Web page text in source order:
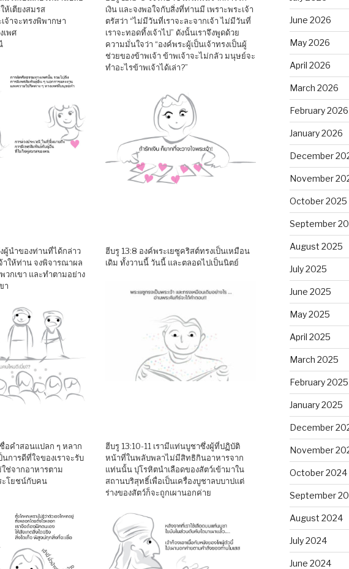
ห้เตียงสมรส
จ้าจะทรงพิพากษา
เพศ
เงิน และจงพอใจกับสิ่งที่ท่านมี เพราะพระเจ้า
ตรัสว่า “ไม่มีวันที่เราจะละจากเจ้า ไม่มีวันที่
เราจะทอดทิ้งเจ้าไป” ดังนั้นเราจึงพูดด้วย
ความมั่นใจว่า “องค์พระผู้เป็นเจ้าทรงเป็นผู้
ช่วยของข้าพเจ้า ข้าพเจ้าจะไม่กลัว มนุษย์จะ
ทำอะไรข้าพเจ้าได้เล่า?”
ผู้นำของท่านที่ได้กล่าว
าให้ท่าน จงพิจารณาผล
วกเขา และทำตามอย่าง
า
ฮีบรู 13:8 องค์พระเยซูคริสต์ทรงเป็นเหมือน
เดิม ทั้งวานนี้ วันนี้ และตลอดไปเป็นนิตย์
อคำสอนแปลก ๆ หลาก
นการดีที่ใจของเราจะรับ
ช่จากอาหารตาม
ะโยชน์กับคน
ฮีบรู 13:10-11 เรามีแท่นบูชาซึ่งผู้ที่ปฏิบัติ
หน้าที่ในพลับพลาไม่มีสิทธิกินอาหารจาก
แท่นนั้น ปุโรหิตนำเลือดของสัตว์เข้ามาใน
สถานบริสุทธิ์เพื่อเป็นเครื่องบูชาลบบาปแต่
ร่างของสัตว์ก็จะถูกเผานอกค่าย
June 2026
May 2026
April 2026
March 2026
February 2026
January 2026
December
November
October 2025
September
August 2025
July 2025
June 2025
May 2025
April 2025
March 2025
February 2025
January 2025
December
November
October 2024
September
August 2024
July 2024
June 2024